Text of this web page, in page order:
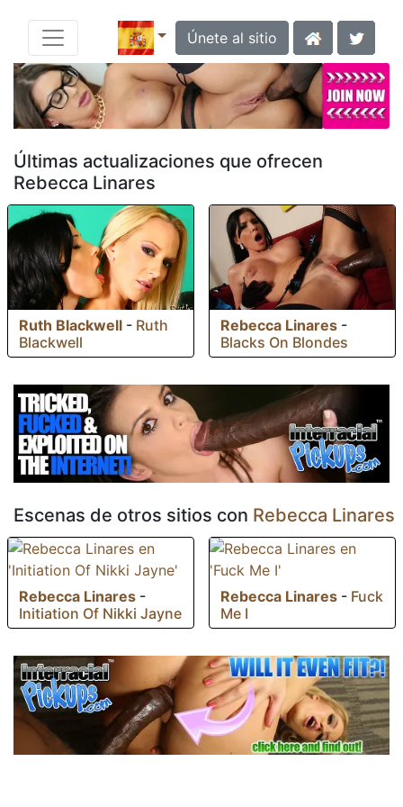
Únete al sitio
Últimas actualizaciones que ofrecen
Rebecca Linares
Ruth Blackwell - Ruth
Blackwell
Rebecca Linares -
Blacks On Blondes
Escenas de otros sitios con Rebecca Linares
Rebecca Linares -
Initiation Of Nikki Jayne
Rebecca Linares - Fuck
Me I